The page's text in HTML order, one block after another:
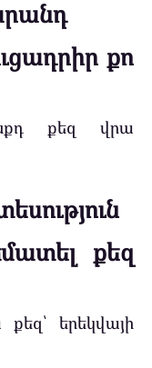
քո
քեզ վրա
քեզ
երեկվայի